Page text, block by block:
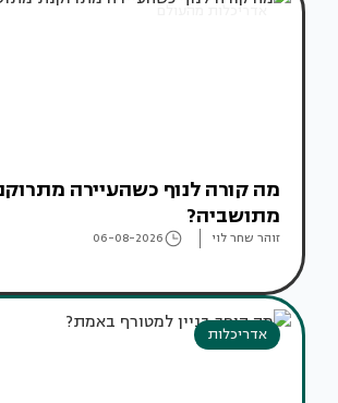
אדריכלות מהעולם
מה קורה לנוף כשהעיירה
מתושביה?
זוהר שחר לוי 06-08-2026
אדריכלות